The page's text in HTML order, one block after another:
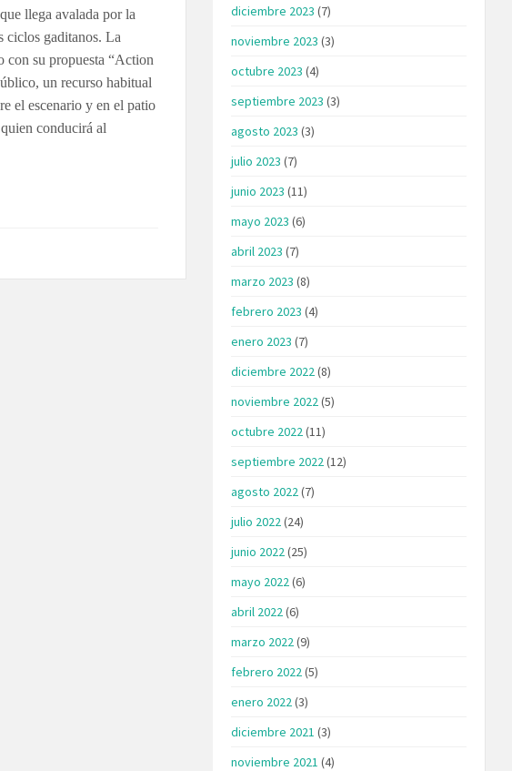
llega avalada por la
ciclos gaditanos. La
con su propuesta “Action
un recurso habitual
el escenario y en el patio
conducirá al
diciembre 2023 (7)
noviembre 2023 (3)
octubre 2023 (4)
septiembre 2023 (3)
agosto 2023 (3)
julio 2023 (7)
junio 2023 (11)
mayo 2023 (6)
abril 2023 (7)
marzo 2023 (8)
febrero 2023 (4)
enero 2023 (7)
diciembre 2022 (8)
noviembre 2022 (5)
octubre 2022 (11)
septiembre 2022 (12)
agosto 2022 (7)
julio 2022 (24)
junio 2022 (25)
mayo 2022 (6)
abril 2022 (6)
marzo 2022 (9)
febrero 2022 (5)
enero 2022 (3)
diciembre 2021 (3)
noviembre 2021 (4)